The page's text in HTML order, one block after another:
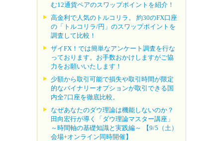
む12通貨ペアのスワップポイントを紹介！
高金利で人気のトルコリラ。 約30のFX口座
の「トルコリラ/円」のスワップポイントを
調査して比較！
ザイFX！では簡単なアンケート調査を行な
っております。お手数おかけしますがご協
力をお願いいたします！
少額から取引可能で損失や取引時間が限定
的なバイナリーオプションが取引できる国
内全7口座を徹底比較。
なぜあなたのダウ理論は機能しないのか？
田向宏行が導く「ダウ理論マスター講座」
～時間軸の基礎知識と実践編～ 【9/5（土）
会場+オンライン同時開催】